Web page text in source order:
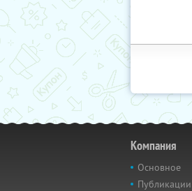
Компания
Основное